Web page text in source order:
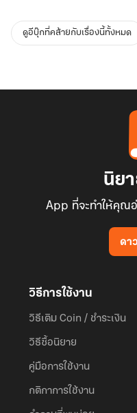
ดูอีบุ๊กที่คล้ายกับเรื่องนี้ทั้งหมด
นิย
App ที่จะทำให้คุณ
ดา
วิธีการใช้งาน
วิธีเติม Coin / ชำระเงิน
วิธีซื้อนิยาย
คู่มือการใช้งาน
กติกาการใช้งาน